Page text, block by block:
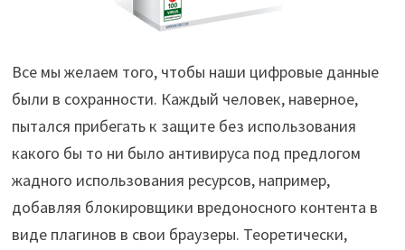
Все мы желаем того, чтобы наши цифровые данные
были в сохранности. Каждый человек, наверное,
пытался прибегать к защите без использования
какого бы то ни было антивируса под предлогом
жадного использования ресурсов, например,
добавляя блокировщики вредоносного контента в
виде плагинов в свои браузеры. Теоретически,